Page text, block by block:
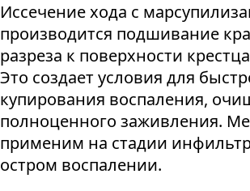
Иссечение хода с
производится подшивание
разреза к поверхности
Это создает условия для
купирования воспаления,
полноценного заживления.
применим на стадии
остром воспалении.